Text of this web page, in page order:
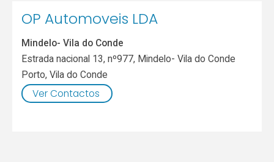
OP Automoveis LDA
Mindelo- Vila do Conde
Estrada nacional 13, nº977, Mindelo- Vila do Conde
Porto,Vila do Conde
Ver Contactos